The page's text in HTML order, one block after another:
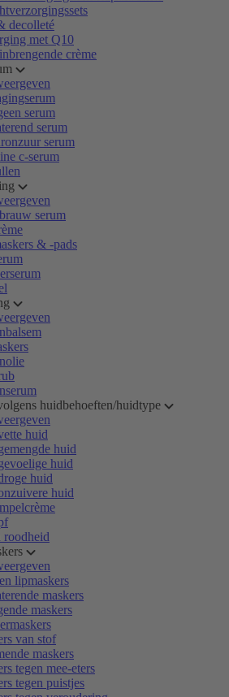
decolleté
met Q10
crème
serum
serum
serum
c-serum
serum
& -pads
huidbehoeften/huidtype
huid
huid
huid
huid
huid
roodheid
lipmaskers
maskers
maskers
van stof
maskers
tegen mee-eters
tegen puistjes